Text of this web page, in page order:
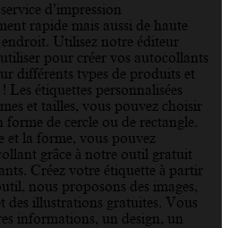
d’impression
rapide mais aussi de haute
Utilisez notre éditeur
pour créer vos autocollants
différents types de produits et
Les étiquettes personnalisées
et tailles, vous pouvez choisir
de cercle ou de rectangle.
et la forme, vous pouvez
grâce à notre outil gratuit
Créez votre étiquette à partir
nous proposons des images,
des illustrations gratuites. Vous
informations, un design, un